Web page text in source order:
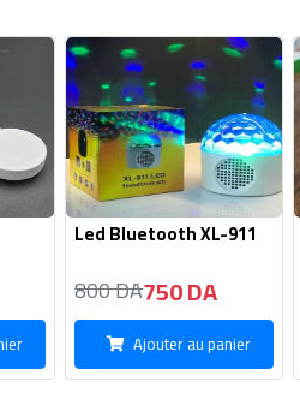
Led Bluetooth XL-911
800 DA750 DA
Ajouter au panier